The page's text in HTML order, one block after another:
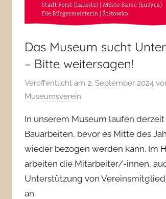
Das Museum sucht
– Bitte weitersagen!
Veröffentlicht am 2. September 2024
Museumsverein
In unserem Museum laufen
Bauarbeiten, bevor es Mitte des
wieder bezogen werden kann. Im
arbeiten die Mitarbeiter/-innen,
Unterstützung von
an